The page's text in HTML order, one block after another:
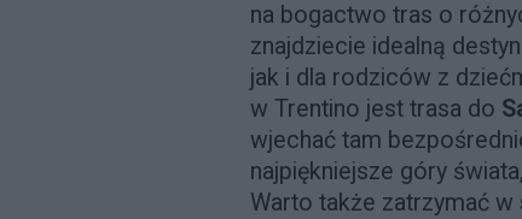
na bogactwo tras o
znajdziecie idealną
jak i dla rodziców z
w Trentino jest trasa do
wjechać tam
najpiękniejsze góry
Warto także zatrzymać w